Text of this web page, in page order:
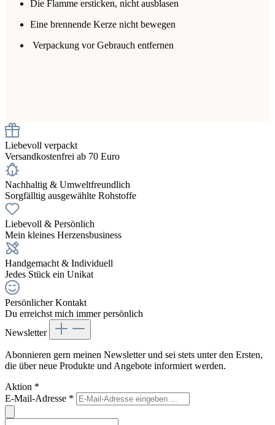
Die Flamme ersticken, nicht ausblasen
Eine brennende Kerze nicht bewegen
Verpackung vor Gebrauch entfernen
Liebevoll verpackt
Versandkostenfrei ab 70 Euro
Nachhaltig & Umweltfreundlich
Sorgfälltig ausgewählte Rohstoffe
Liebevoll & Persönlich
Mein kleines Herzensbusiness
Handgemacht & Individuell
Jedes Stück ein Unikat
Persönlicher Kontakt
Du erreichst mich immer persönlich
Newsletter
Abonnieren gern meinen Newsletter und sei stets unter den Ersten,
die über neue Produkte und Angebote informiert werden.
Aktion *
E-Mail-Adresse *